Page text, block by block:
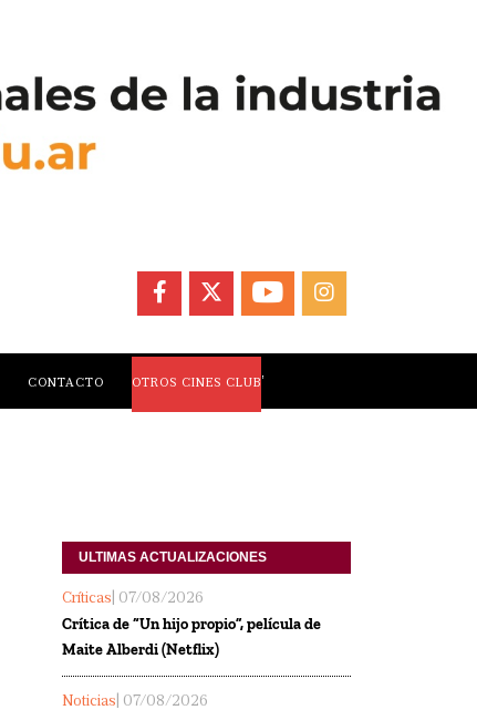
FACEBOOKYOUTUBEINSTAGRAM
CONTACTO OTROS CINES CLUB
ULTIMAS ACTUALIZACIONES
Críticas | 07/08/2026
Crítica de “Un hijo propio”, película de
Maite Alberdi (Netflix)
Noticias | 07/08/2026